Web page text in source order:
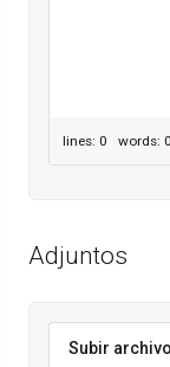
lines: 0 words:
Adjuntos
Subir archivo